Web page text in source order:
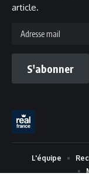
article.
mail
S'abonner
L'équipe